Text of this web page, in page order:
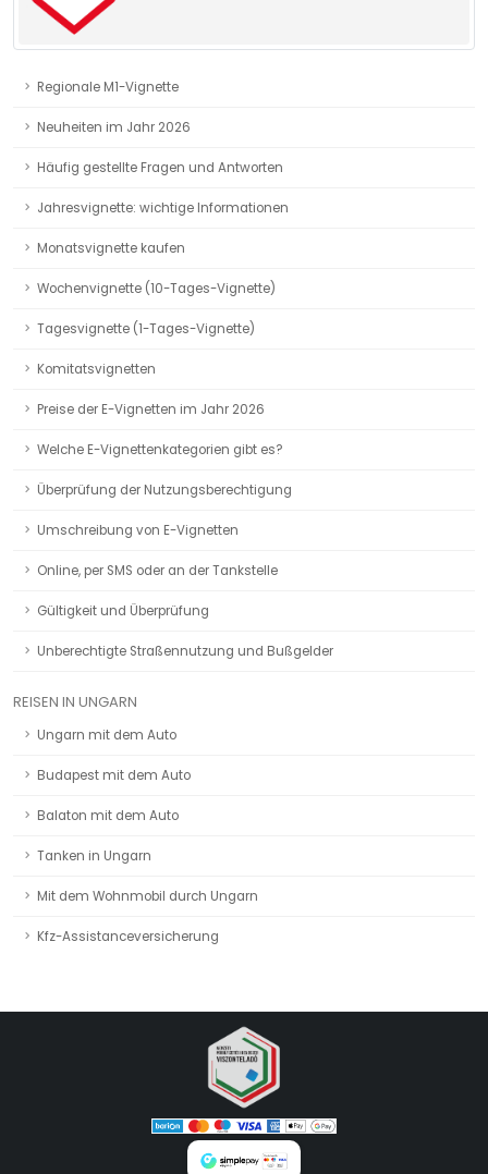
Regionale M1-Vignette
Neuheiten im Jahr 2026
Häufig gestellte Fragen und Antworten
Jahresvignette: wichtige Informationen
Monatsvignette kaufen
Wochenvignette (10-Tages-Vignette)
Tagesvignette (1-Tages-Vignette)
Komitatsvignetten
Preise der E-Vignetten im Jahr 2026
Welche E-Vignettenkategorien gibt es?
Überprüfung der Nutzungsberechtigung
Umschreibung von E-Vignetten
Online, per SMS oder an der Tankstelle
Gültigkeit und Überprüfung
Unberechtigte Straßennutzung und Bußgelder
REISEN IN UNGARN
Ungarn mit dem Auto
Budapest mit dem Auto
Balaton mit dem Auto
Tanken in Ungarn
Mit dem Wohnmobil durch Ungarn
Kfz-Assistanceversicherung